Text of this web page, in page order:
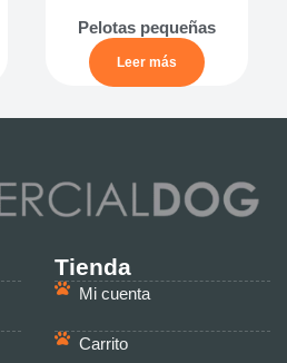
Pelotas pequeñas
Leer más
Tienda
Mi cuenta
Carrito